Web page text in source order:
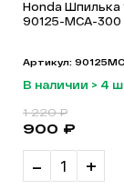
Honda Шпилька
90125-MCA-300
Артикул:
В наличии > 4
- +
900 ₽
1 220 ₽